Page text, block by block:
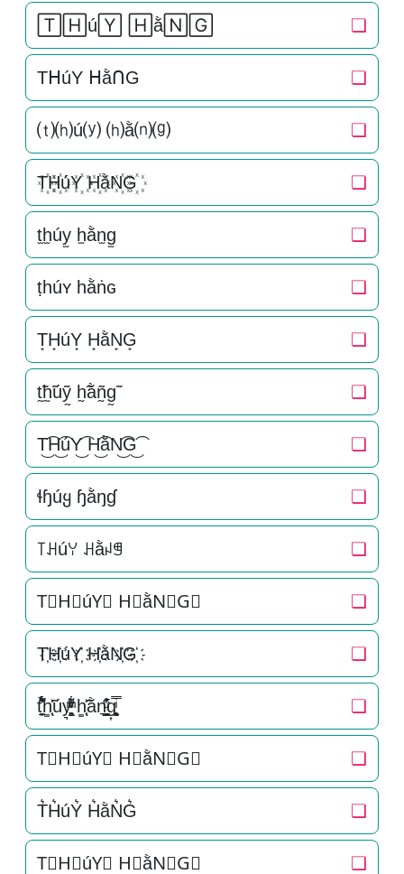
🅃🄷ú🅈 🄷ằ🄽🄶 ❏
TᕼúY ᕼằᑎG ❏
⒯⒣ú⒴ ⒣ằ⒩⒢ ❏
T꙰H꙰úY꙰ H꙰ằN꙰G꙰ ❏
t̫h̫úy̫ h̫ằn̫g̫ ❏
ṭһúʏ һằṅɢ ❏
T͙H͙úY͙ H͙ằN͙G͙ ❏
t̰̃h̰̃úỹ̰ h̰̃ằñ̰g̰̃ ❏
T͜͡H͜͡úY͜͡ H͜͡ằN͜͡G͜͡ ❏
ɬɧúყ ɧằŋɠ ❏
꓄ꃅúꌩ ꃅằꈤꁅ ❏
T⃟H⃟úY⃟ H⃟ằN⃟G⃟ ❏
T҉H҉úY҉ H҉ằN҉G҉ ❏
t̘̟̼̉̈́͐͋͌̊h͚̖̜̍̃͐úy͉̝͖̻̯ͮ̒̂ͮ͋ͫͨ h͚̖̜̍̃͐ằn͉̠̙͉̗̺̋̋̔ͧ̊g͎͚̥͎͔͕ͥ̿ ❏
T⃗H⃗úY⃗ H⃗ằN⃗G⃗ ❏
T͛H͛úY͛ H͛ằN͛G͛ ❏
T⃒H⃒úY⃒ H⃒ằN⃒G⃒ ❏